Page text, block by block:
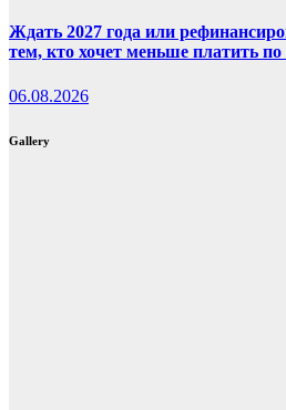
Ждать 2027 года или
тем, кто хочет меньше платить
06.08.2026
Gallery